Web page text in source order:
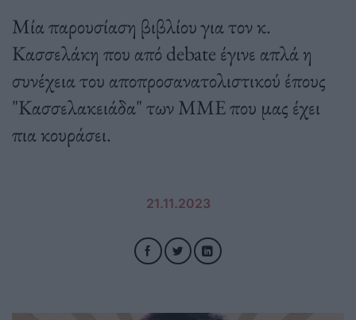
Μία παρουσίαση βιβλίου για τον κ.
Κασσελάκη που από debate έγινε απλά η
συνέχεια του αποπροσανατολιστικού έπους
"Κασσελακειάδα" των ΜΜΕ που μας έχει
πια κουράσει.
21.11.2023